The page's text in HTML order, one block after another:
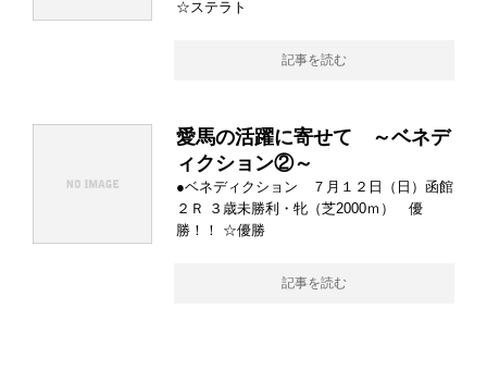
☆ステラト
記事を読む
愛馬の活躍に寄せて ～ベネデ
ィクション②～
●ベネディクション ７月１２日（日）函館
２Ｒ ３歳未勝利・牝（芝2000ｍ） 優
勝！！ ☆優勝
記事を読む